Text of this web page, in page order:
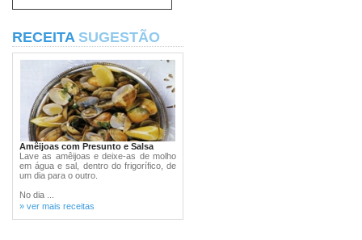
RECEITA SUGESTÃO
Amêijoas com Presunto e Salsa
Lave as amêijoas e deixe-as de molho
em água e sal, dentro do frigorífico, de
um dia para o outro.
No dia ...
» ver mais receitas